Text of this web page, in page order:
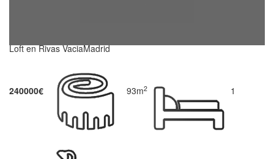
Loft en Rivas VaciaMadrid
240000€ 93m2 1